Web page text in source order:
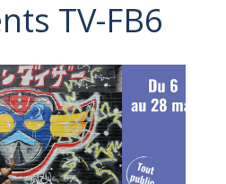
TV-FB6